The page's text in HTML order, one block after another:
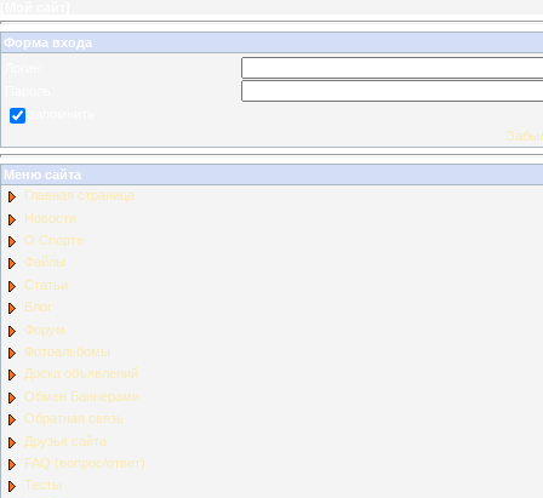
Форма входа
Меню сайта
Главная страница
Новости
О Спорте
Файлы
Статьи
Блог
Форум
Фотоальбомы
Доска объявлений
Обмен Баннерами
Обратная связь
Друзья сайта
FAQ (вопрос/ответ)
Тесты